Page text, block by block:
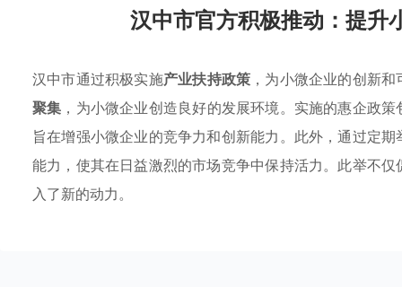
汉中市官方积极推动：提升
汉中市通过积极实施产业扶持政策 ，为小微企业的创新
聚集 ，为小微企业创造良好的发展环境。实施的惠企政
旨在增强小微企业的竞争力和创新能力。此外，通过定
能力，使其在日益激烈的市场竞争中保持活力。此举不
入了新的动力。